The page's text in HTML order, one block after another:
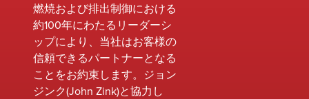
燃焼および排出制御における
約100年にわたるリーダーシ
ップにより、当社はお客様の
信頼できるパートナーとなる
ことをお約束します。ジョン
ジンク(John Zink)と協力し